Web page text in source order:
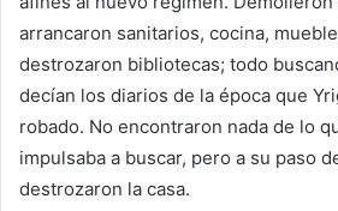
arrancaron sanitarios, cocina,
destrozaron bibliotecas; todo
decían los diarios de la época que
robado. No encontraron nada de lo
impulsaba a buscar, pero a su paso
destrozaron la casa.